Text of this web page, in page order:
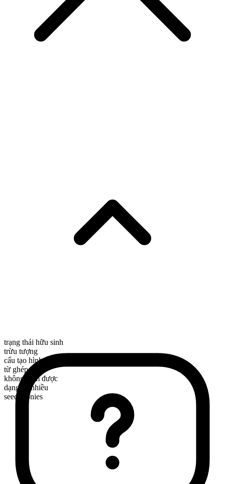
trạng thái hữu sinh
trừu tượng
cấu tạo hình thái
từ ghép
không đếm được
dạng số nhiều
seed monies